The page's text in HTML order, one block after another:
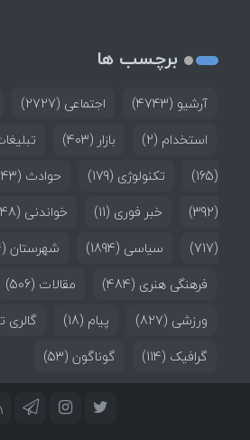
برچسب ها
آرشیو (4743) اجتماعی (2727)
استخدام (2) بازار (403)
(165)
تکنولوژی (179) حوادث (2343)
(392)
خبر فوری (11) خواندنی (148)
(717)
سیاسی (1894) شهرستان (5854)
فرهنگی هنری (484) مقالات (506)
ورزشی (827) پیام (18) گالری
گرافیک (114) گوناگون (53)